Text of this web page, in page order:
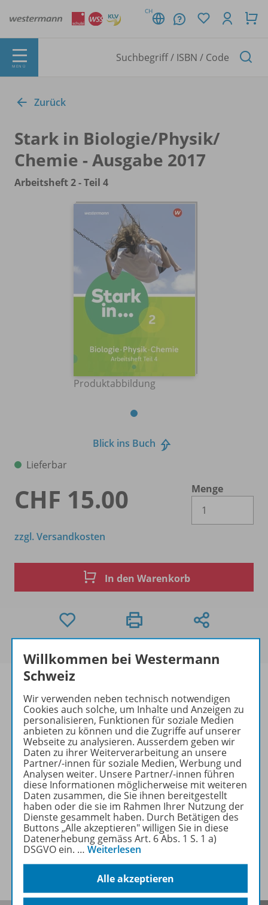
CH
MENÜ
Zurück
Stark in Biologie/Physik/
Chemie - Ausgabe 2017
Arbeitsheft 2 - Teil 4
Produktabbildung
Blick ins Buch
Lieferbar
CHF 15.00
Menge
zzgl. Versandkosten
In den Warenkorb
Produktinformationen
Beschreibung
Zugehörige Produkte
Benachrichtigungs-Service
Willkommen bei Westermann
Schweiz
Wir verwenden neben technisch notwendigen
Cookies auch solche, um Inhalte und Anzeigen zu
personalisieren, Funktionen für soziale Medien
anbieten zu können und die Zugriffe auf unserer
Webseite zu analysieren. Ausserdem geben wir
Daten zu ihrer Weiterverarbeitung an unsere
Partner/-innen für soziale Medien, Werbung und
Analysen weiter. Unsere Partner/-innen führen
diese Informationen möglicherweise mit weiteren
Daten zusammen, die Sie ihnen bereitgestellt
haben oder die sie im Rahmen Ihrer Nutzung der
Dienste gesammelt haben. Durch Betätigen des
Buttons „Alle akzeptieren" willigen Sie in diese
Datenerhebung gemäss Art. 6 Abs. 1 S. 1 a)
DSGVO ein. … Weiterlesen
Alle akzeptieren